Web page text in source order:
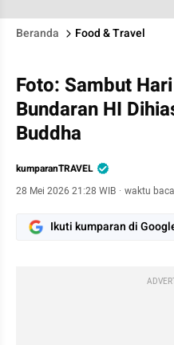
Beranda Food & Travel
Foto: Sambut
Bundaran HI
Buddha
kumparanTRAVEL
28 Mei 2026 21:28 WIB · waktu
Ikuti kumparan di